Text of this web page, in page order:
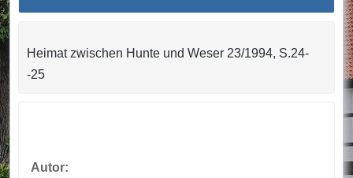
Heimat zwischen Hunte und Weser 23/1994, S.24-
-25
Autor: